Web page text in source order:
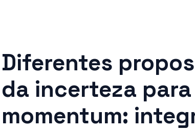
Diferentes
da incerteza
momentum: